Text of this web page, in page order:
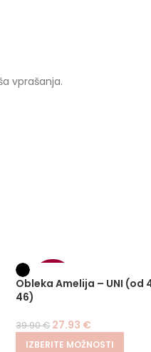
vprašanja.
-30%
Obleka Amelija – UNI (od
46)
39.90€ 27.93 €
IZBERITE MOŽNOSTI